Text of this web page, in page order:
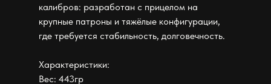
калибров: разработан с прицелом на
крупные патроны и тяжёлые конфигурации,
где требуется стабильность, долговечность.
Характеристики:
Вес: 443гр